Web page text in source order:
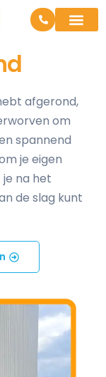
afgerond,
om
spannend
je eigen
na het
de slag kunt